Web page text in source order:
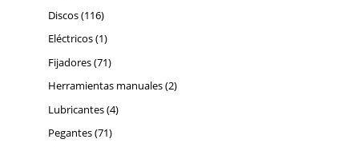
producto
Discos 116116
productos
Eléctricos 11
producto
Fijadores 7171
productos
Herramientas manuales 22
Lubricantes 44
Pegantes 7171